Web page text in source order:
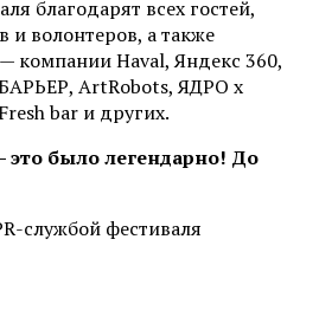
благодарят всех гостей,
и волонтеров, а также
компании Haval, Яндекс 360,
ArtRobots, ЯДРО х
bar и других.
это было легендарно! До
службой фестиваля